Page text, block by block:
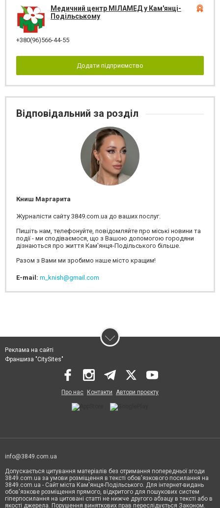
Медичний центр МІЛАМЕД у Кам'янці-
Подільському
+380(96)566-44-55
Додати підприємство
Відповідальний за розділ
Книш Маргарита
Журналісти сайту 3849.com.ua до ваших послуг.
Пишіть нам, телефонуйте, повідомляйте про міські новини та
події - ми сподіваємося, що з Вашою допомогою городяни
дізнаються про життя Кам'янця-Подільського більше.
Разом з Вами ми зробимо наше місто кращим!
E-mail: m_knish@gmail.com
Реклама на сайті
Франшиза "CitySites"
Про нас Контакти Автори проєкту
info@3849.com.ua
Допускається цитування матеріалів без отримання попередньої згоди
3849.com.ua за умови розміщення в тексті обов'язкового посилання на
3849.com.ua - Сайт міста Кам'янця-Подільського. Для інтернет-видань
обов'язкове розміщення прямого, відкритого для пошукових систем
гіперпосилання на цитовані статті не нижче другого абзацу в тексті або в
якості джерела. Порушення виняткових прав переслідується Законом.